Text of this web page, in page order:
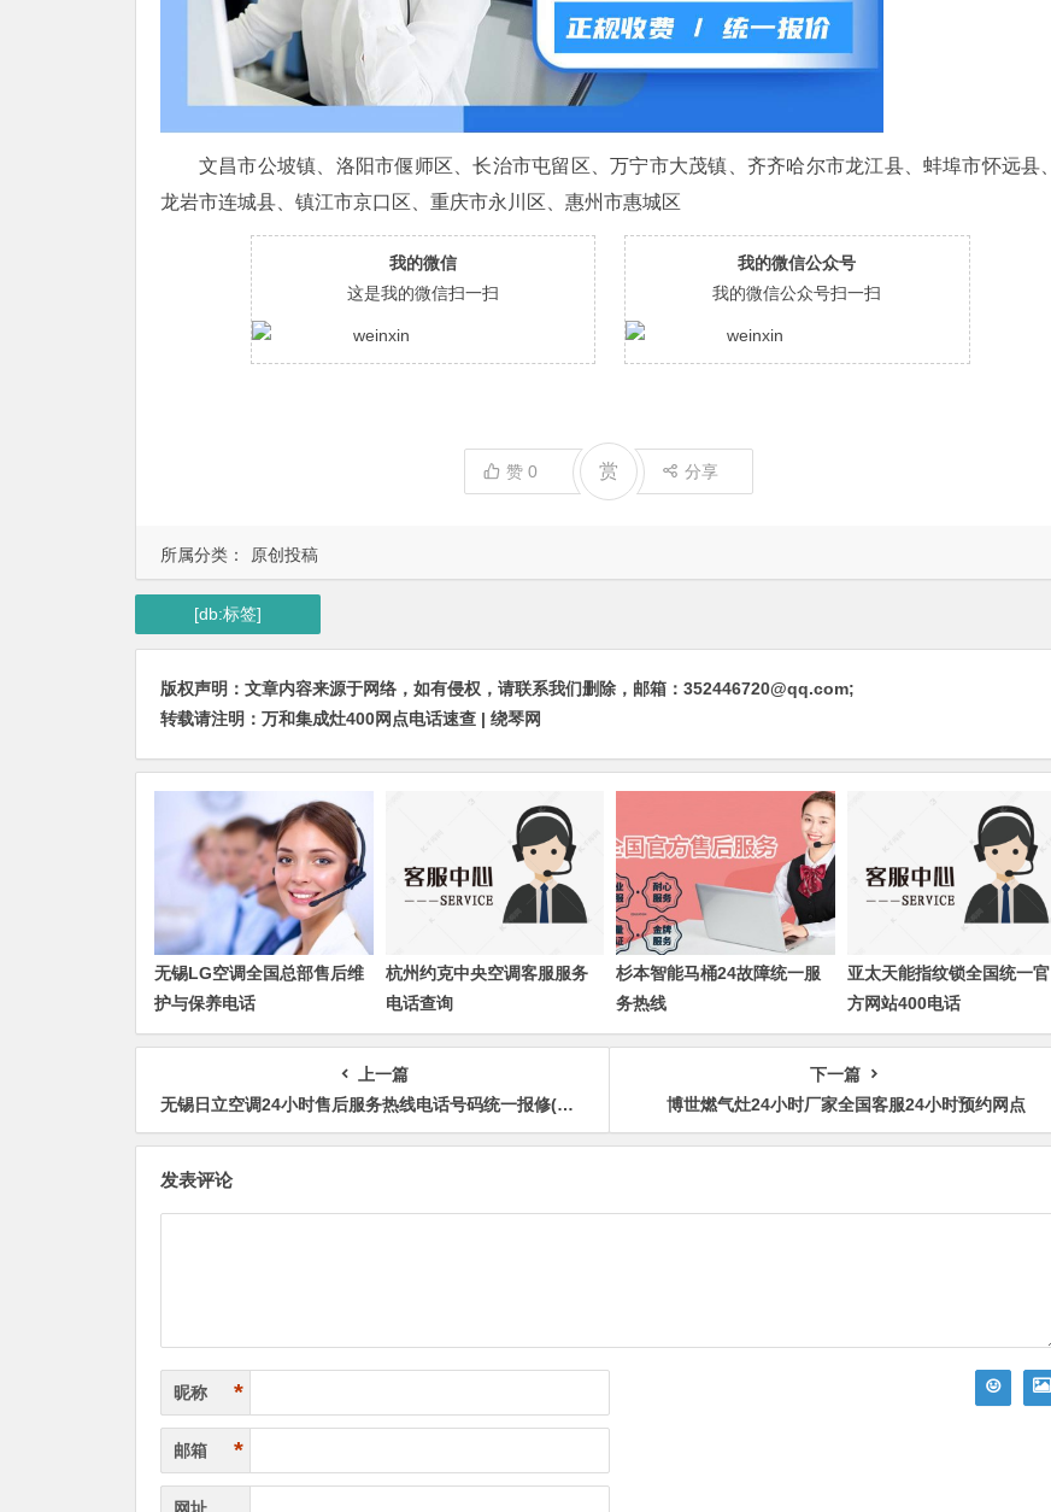
所属分类： 原创投稿
文昌市公坡镇、洛阳市偃师区、长治市屯留区、万宁市大茂镇、齐齐哈尔市龙江县、蚌埠市怀远县、
龙岩市连城县、镇江市京口区、重庆市永川区、惠州市惠城区
我的微信
这是我的微信扫一扫
我的微信公众号
我的微信公众号扫一扫
赞 0 赏 分享
[db:标签]
版权声明：文章内容来源于网络，如有侵权，请联系我们删除，邮箱：352446720@qq.com;
转载请注明： 万和集成灶400网点电话速查 | 绕琴网
无锡LG空调全国总部售后维
护与保养电话
杭州约克中央空调客服服务
电话查询
杉本智能马桶24故障统一服
务热线
亚太天能指纹锁全国统一官
方网站400电话
上一篇
无锡日立空调24小时售后服务热线电话号码统一报修(人工客服)
下一篇
博世燃气灶24小时厂家全国客服24小时预约网点
发表评论
昵称 *
邮箱 *